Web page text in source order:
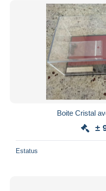
Boite Cristal
±
Estatus